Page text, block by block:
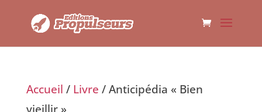
Accueil / Livre / Anticipédia « Bien